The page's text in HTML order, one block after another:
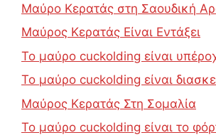
Μαύρο Κερατάς στη Σαουδική
Μαύρος Κερατάς Είναι Εντάξει
Το μαύρο cuckolding είναι
Το μαύρο cuckolding είναι
Μαύρος Κερατάς Στη Σομαλία
Το μαύρο cuckolding είναι το